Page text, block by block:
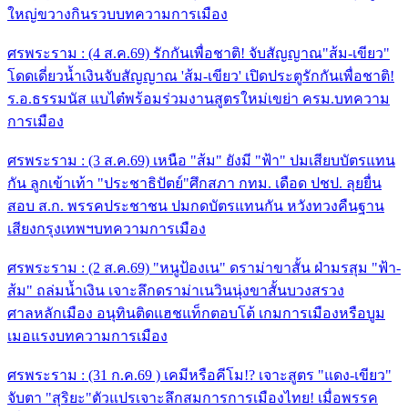
ใหญ่ขวางกินรวบบทความการเมือง
ศรพระราม : (4 ส.ค.69) รักกันเพื่อชาติ! จับสัญญาณ"ส้ม-เขียว"
โดดเดี่ยวน้ำเงินจับสัญญาณ 'ส้ม-เขียว' เปิดประตูรักกันเพื่อชาติ!
ร.อ.ธรรมนัส แบไต๋พร้อมร่วมงานสูตรใหม่เขย่า ครม.บทความ
การเมือง
ศรพระราม : (3 ส.ค.69) เหนือ "ส้ม" ยังมี "ฟ้า" ปมเสียบบัตรแทน
กัน ลูกเข้าเท้า "ประชาธิปัตย์"ศึกสภา กทม. เดือด ปชป. ลุยยื่น
สอบ ส.ก. พรรคประชาชน ปมกดบัตรแทนกัน หวังทวงคืนฐาน
เสียงกรุงเทพฯบทความการเมือง
ศรพระราม : (2 ส.ค.69) "หนูป้องเน" ดราม่าขาสั้น ฝ่ามรสุม "ฟ้า-
ส้ม" ถล่มน้ำเงิน เจาะลึกดราม่าเนวินนุ่งขาสั้นบวงสรวง
ศาลหลักเมือง อนุทินติดแฮชแท็กตอบโต้ เกมการเมืองหรือบูม
เมอแรงบทความการเมือง
ศรพระราม : (31 ก.ค.69 ) เคมีหรือคีโม!? เจาะสูตร "แดง-เขียว"
จับตา "สุริยะ"ตัวแปรเจาะลึกสมการการเมืองไทย! เมื่อพรรค